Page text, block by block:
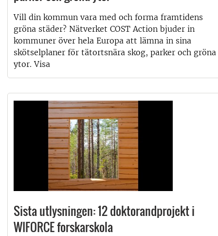
Vill din kommun vara med och forma framtidens
gröna städer? Nätverket COST Action bjuder in
kommuner över hela Europa att lämna in sina
skötselplaner för tätortsnära skog, parker och gröna
ytor. Visa
Sista utlysningen: 12 doktorandprojekt i
WIFORCE forskarskola